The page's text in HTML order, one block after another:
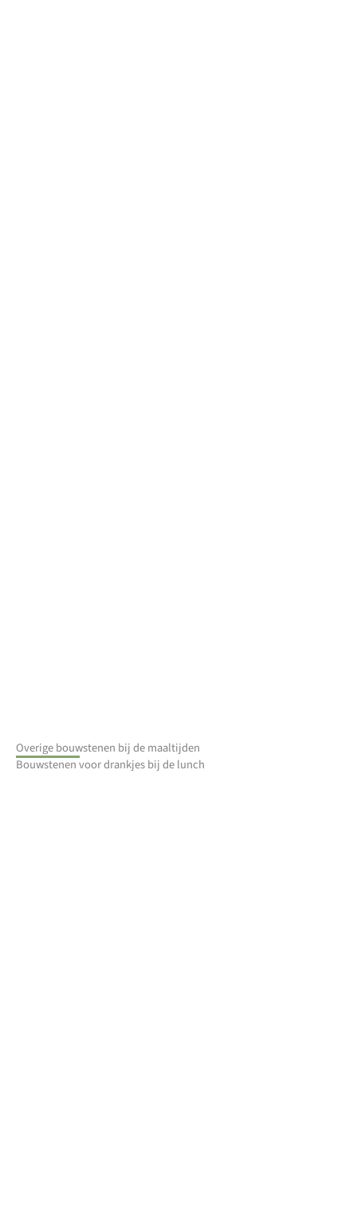
Overige bouwstenen bij de maaltijden
Bouwstenen voor drankjes bij de lunch